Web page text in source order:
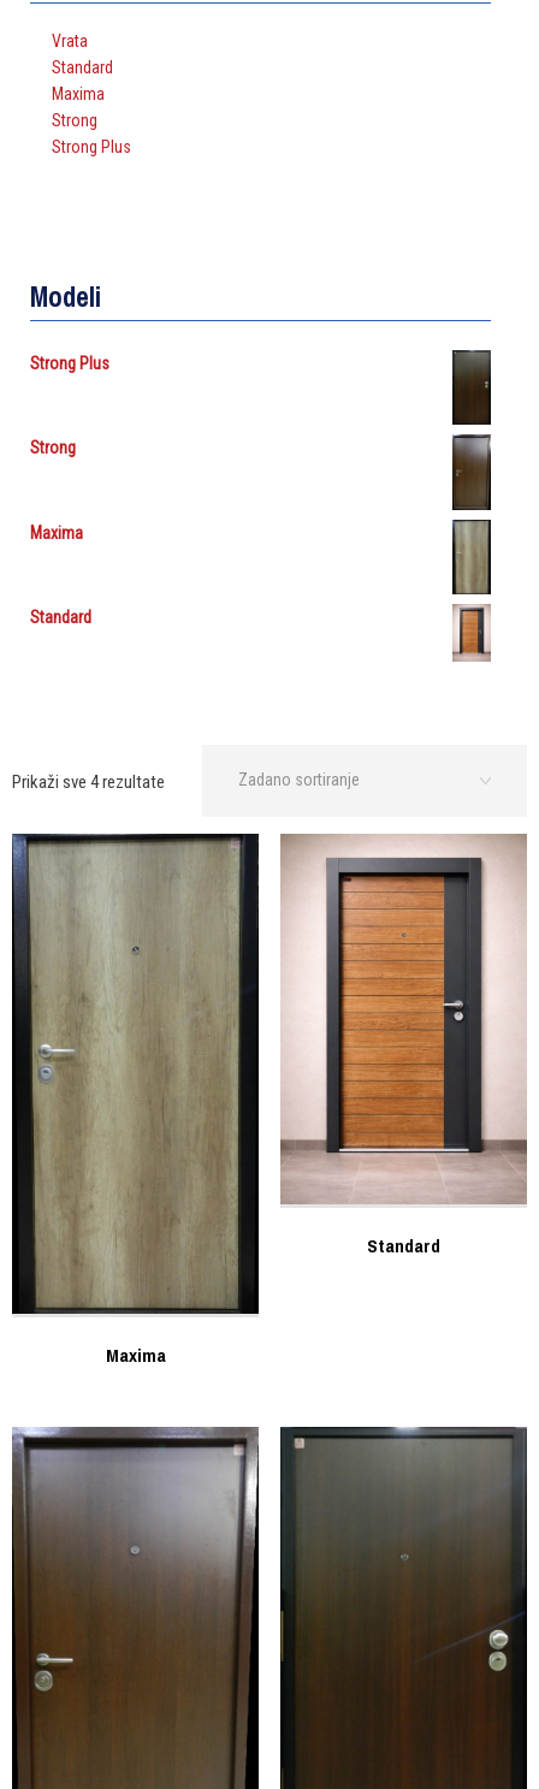
Vrata
Standard
Maxima
Strong
Strong Plus
Modeli
Strong Plus
Strong
Maxima
Standard
Prikaži sve 4 rezultate
Maxima
Standard